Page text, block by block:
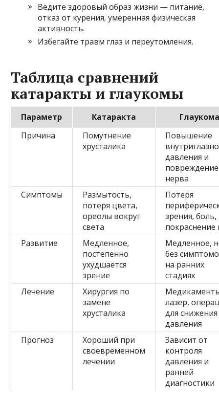
Ведите здоровый образ жизни — питание,
отказ от курения, умеренная физическая
активность.
Избегайте травм глаз и переутомления.
Таблица сравнений
катаракты и глаукомы
Параметр Катаракта
Причина
Помутнение
хрусталика
Повышение
давления и
повреждение
нерва
Симптомы
Размытость,
потеря цвета,
ореолы вокруг
света
Потеря
зрения, боль,
покраснение
Развитие
Медленное,
постепенно
ухудшается
зрение
Медленное,
без
на ранних
стадиях
Лечение
Хирургия по
замене
хрусталика
лазер,
для снижения
давления
Прогноз
Хороший при
своевременном
лечении
Зависит от
контроля
давления и
ранней
диагностики